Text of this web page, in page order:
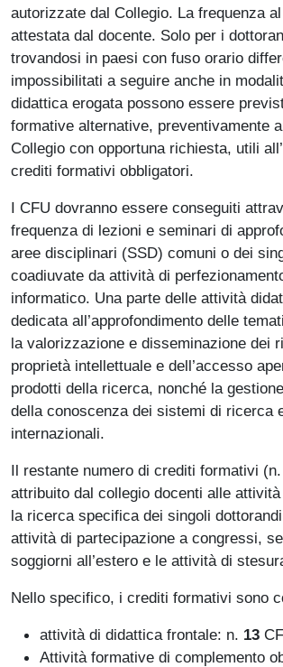
autorizzate dal Collegio. La frequenza
attestata dal docente. Solo per i
trovandosi in paesi con fuso orario
impossibilitati a seguire anche in
didattica erogata possono essere
formative alternative, preventivamente
Collegio con opportuna richiesta, utili
crediti formativi obbligatori.
I CFU dovranno essere conseguiti
frequenza di lezioni e seminari di
aree disciplinari (SSD) comuni o dei
coadiuvate da attività di
informatico. Una parte delle attività
dedicata all’approfondimento delle
la valorizzazione e disseminazione dei
proprietà intellettuale e dell’accesso
prodotti della ricerca, nonché la
della conoscenza dei sistemi di ricerca
internazionali.
Il restante numero di crediti formativi (n.
attribuito dal collegio docenti alle
la ricerca specifica dei singoli
attività di partecipazione a congressi,
soggiorni all’estero e le attività di
Nello specifico, i crediti formativi sono
attività di didattica frontale: n. 13
Attività formative di complemento